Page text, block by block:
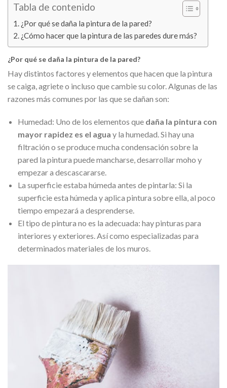
Tabla de contenido
¿Por qué se daña la pintura de la pared?
¿Cómo hacer que la pintura de las paredes dure más?
¿Por qué se daña la pintura de la pared?
Hay distintos factores y elementos que hacen que la pintura
se caiga, agriete o incluso que cambie su color. Algunas de las
razones más comunes por las que se dañan son:
Humedad: Uno de los elementos que daña la pintura con
mayor rapidez es el agua y la humedad. Si hay una
filtración o se produce mucha condensación sobre la
pared la pintura puede mancharse, desarrollar moho y
empezar a descascararse.
La superficie estaba húmeda antes de pintarla: Si la
superficie esta húmeda y aplica pintura sobre ella, al poco
tiempo empezará a desprenderse.
El tipo de pintura no es la adecuada: hay pinturas para
interiores y exteriores. Así como especializadas para
determinados materiales de los muros.